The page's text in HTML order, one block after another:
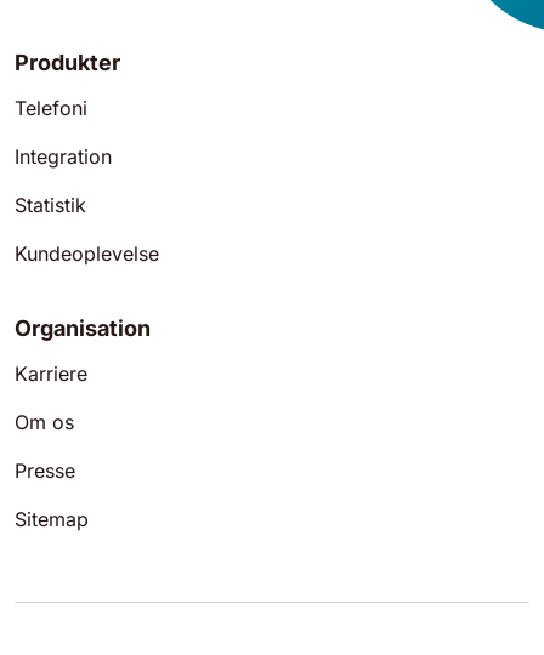
Produkter
Telefoni
Integration
Statistik
Kundeoplevelse
Organisation
Karriere
Om os
Presse
Sitemap